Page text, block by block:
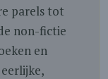
parels tot
non-fictie
en